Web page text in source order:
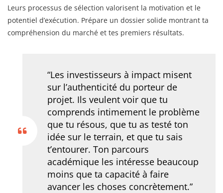
Leurs processus de sélection valorisent la motivation et le
potentiel d’exécution. Prépare un dossier solide montrant ta
compréhension du marché et tes premiers résultats.
“Les investisseurs à impact misent
sur l’authenticité du porteur de
projet. Ils veulent voir que tu
comprends intimement le problème
que tu résous, que tu as testé ton
idée sur le terrain, et que tu sais
t’entourer. Ton parcours
académique les intéresse beaucoup
moins que ta capacité à faire
avancer les choses concrètement.”